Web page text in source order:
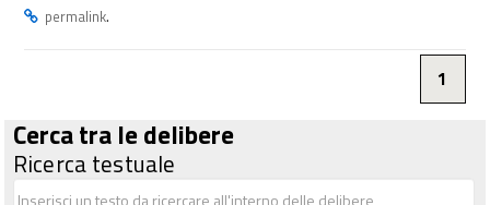
permalink.
1
Cerca tra le delibere
Ricerca testuale